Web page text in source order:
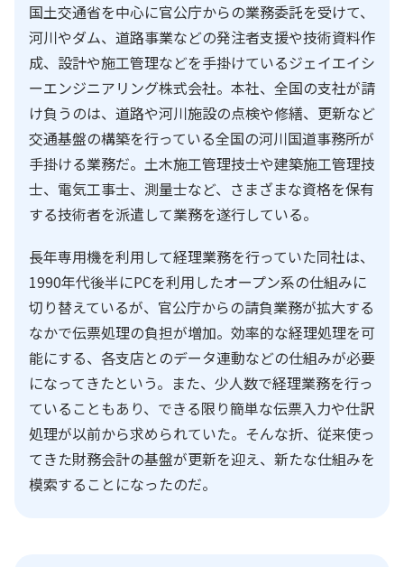
国土交通省を中心に官公庁からの業務委託を受けて、
河川やダム、道路事業などの発注者支援や技術資料作
成、設計や施工管理などを手掛けているジェイエイシ
ーエンジニアリング株式会社。本社、全国の支社が請
け負うのは、道路や河川施設の点検や修繕、更新など
交通基盤の構築を行っている全国の河川国道事務所が
手掛ける業務だ。土木施工管理技士や建築施工管理技
士、電気工事士、測量士など、さまざまな資格を保有
する技術者を派遣して業務を遂行している。
長年専用機を利用して経理業務を行っていた同社は、
1990年代後半にPCを利用したオープン系の仕組みに
切り替えているが、官公庁からの請負業務が拡大する
なかで伝票処理の負担が増加。効率的な経理処理を可
能にする、各支店とのデータ連動などの仕組みが必要
になってきたという。また、少人数で経理業務を行っ
ていることもあり、できる限り簡単な伝票入力や仕訳
処理が以前から求められていた。そんな折、従来使っ
てきた財務会計の基盤が更新を迎え、新たな仕組みを
模索することになったのだ。